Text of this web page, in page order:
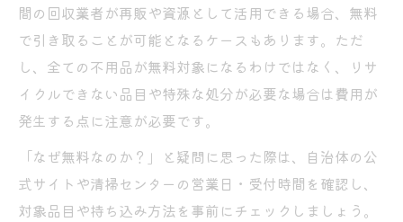
不用品回収の高額請求を避けるための対策
信頼できる無料不用品回収業者の特徴解説
節約と安心を両立する不用品処分術
安心と節約を両立する回収サービス活用術
不用品回収を無料で効果的に利用するには
間の回収業者が再販や資源として活用できる場合、無料
で引き取ることが可能となるケースもあります。ただ
し、全ての不用品が無料対象になるわけではなく、リサ
イクルできない品目や特殊な処分が必要な場合は費用が
発生する点に注意が必要です。
「なぜ無料なのか？」と疑問に思った際は、自治体の公
式サイトや清掃センターの営業日・受付時間を確認し、
対象品目や持ち込み方法を事前にチェックしましょう。